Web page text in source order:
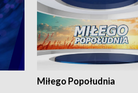
Miłego Popołudnia